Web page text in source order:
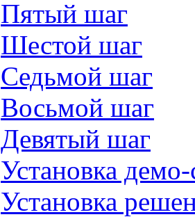
Пятый шаг
Шестой шаг
Седьмой шаг
Восьмой шаг
Девятый шаг
Установка
Установка